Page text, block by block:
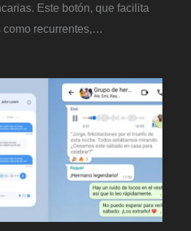
Este botón, que facilita
como recurrentes,…